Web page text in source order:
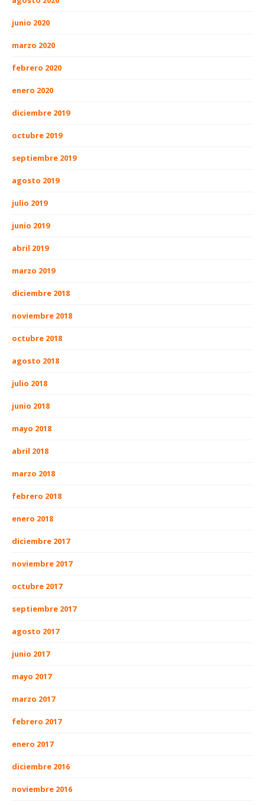
junio 2020
marzo 2020
febrero 2020
enero 2020
diciembre 2019
octubre 2019
septiembre 2019
agosto 2019
julio 2019
junio 2019
abril 2019
marzo 2019
diciembre 2018
noviembre 2018
octubre 2018
agosto 2018
julio 2018
junio 2018
mayo 2018
abril 2018
marzo 2018
febrero 2018
enero 2018
diciembre 2017
noviembre 2017
octubre 2017
septiembre 2017
agosto 2017
junio 2017
mayo 2017
marzo 2017
febrero 2017
enero 2017
diciembre 2016
noviembre 2016